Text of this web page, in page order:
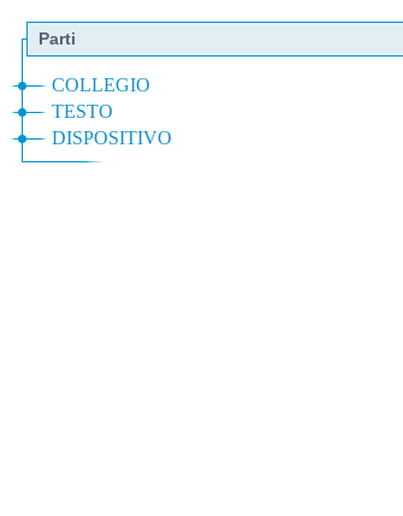
Parti
COLLEGIO
TESTO
DISPOSITIVO